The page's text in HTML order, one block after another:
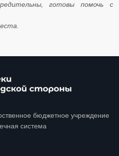
готовы помочь с
бюджетное учреждение
система